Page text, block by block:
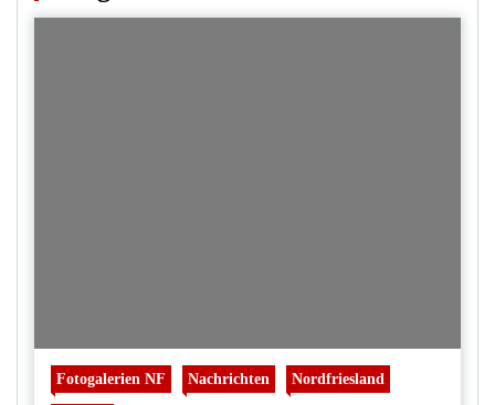
Fotogalerien NF Nachrichten Nordfriesland